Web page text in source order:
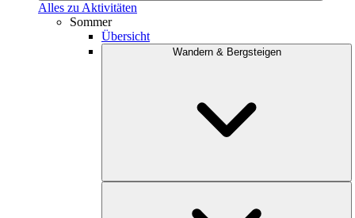
Alles zu Aktivitäten
Sommer
Übersicht
Wandern & Bergsteigen